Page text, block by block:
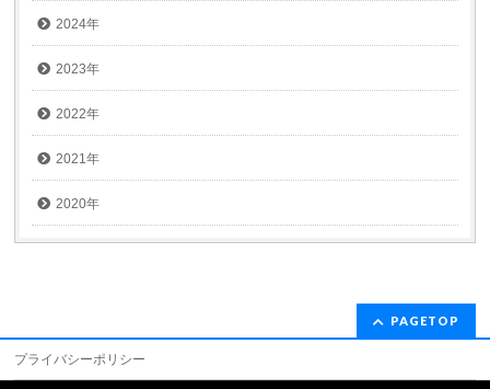
2024年
2023年
2022年
2021年
2020年
PAGETOP
プライバシーポリシー